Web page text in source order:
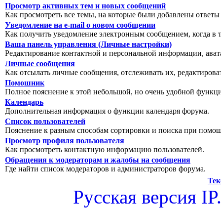
Просмотр активных тем и новых сообщений
Как просмотреть все темы, на которые были добавлены
Уведомление на е-mail о новом сообщении
Как получить уведомление электронным сообщением, когда в
Ваша панель управления (Личные настройки)
Редактирование контактной и персональной информации,
Личные сообщения
Как отсылать личные сообщения, отслеживать их,
Помошник
Полное пояснение к этой небольшой, но очень удобной
Календарь
Дополнительная информация о функции календаря форума.
Список пользователей
Пояснение к разным способам сортировки и поиска при
Просмотр профиля пользователя
Как просмотреть контактную информацию пользователей.
Обращения к модераторам и жалобы на сообщения
Где найти список модераторов и администраторов форума.
Русская версия